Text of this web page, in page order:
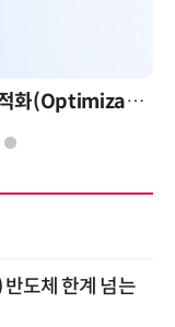
AI 시대의 의사결정을 바꾸는 수리최적화(Optimization): 실제 산업 적용 사례와 활용 전략
도체 한계 넘는